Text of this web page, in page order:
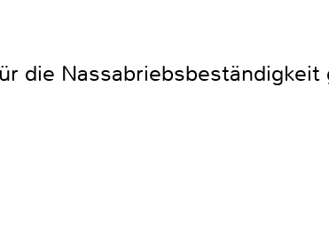
die Nassabriebsbeständigkeit